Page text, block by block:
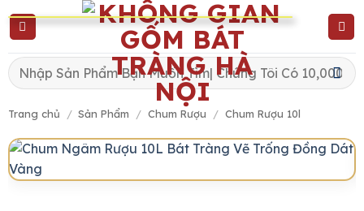
content
Tìm
kiếm:
Trang chủ / Sản Phẩm / Chum Rượu / Chum Rượu 10l